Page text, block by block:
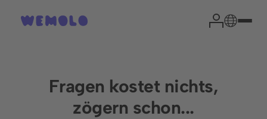
Fragen kostet nichts,
zögern schon...